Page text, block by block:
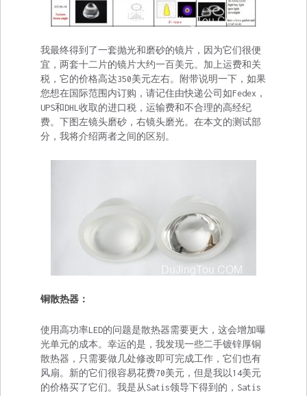
我最终得到了一套抛光和磨砂的镜片，因为它们很便
宜，两套十二片的镜片大约一百美元。加上运费和关
税，它的价格高达350美元左右。附带说明一下，如果
您想在国际范围内订购，请记住由快递公司如Fedex，
UPS和DHL收取的进口税，运输费和不合理的高经纪
费。下图左镜头磨砂，右镜头磨光。在本文的测试部
分，我将介绍两者之间的区别。
铜散热器：
使用高功率LED的问题是散热器需要更大，这会增加曝
光单元的成本。幸运的是，我发现一些二手镀锌厚铜
散热器，只需要做几处修改即可完成工作，它们也有
风扇。新的它们很容易花费70美元，但是我以14美元
的价格买了它们。我是从Satis领导下得到的，Satis